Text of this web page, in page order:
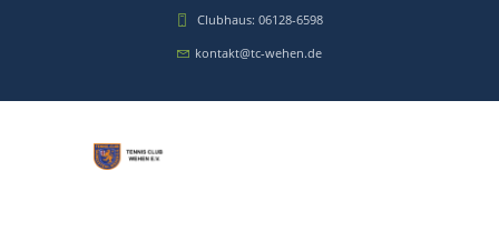
Clubhaus: 06128-6598
kontakt@tc-wehen.de